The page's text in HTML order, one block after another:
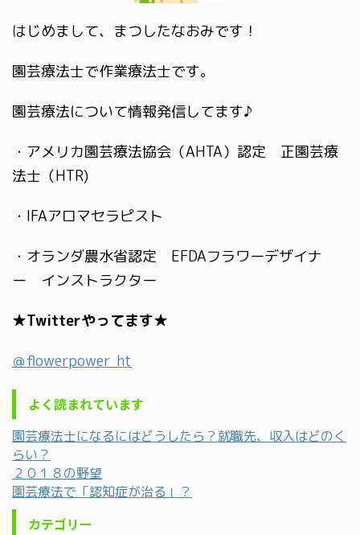
はじめまして、まつしたなおみです！
園芸療法士で作業療法士です。
園芸療法について情報発信してます♪
・アメリカ園芸療法協会（AHTA）認定 正園芸療
法士（HTR)
・IFAアロマセラピスト
・オランダ農水省認定 EFDAフラワーデザイナ
ー インストラクター
★Twitterやってます★
＠flowerpower_ht
よく読まれています
園芸療法士になるにはどうしたら？就職先、収入はどのく
らい？
２０１８の野望
園芸療法で「認知症が治る」？
カテゴリー